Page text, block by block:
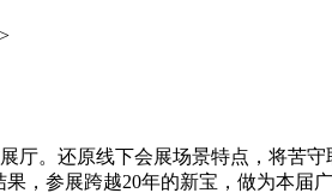
>
。还原线下会展场景特点，将苦守
，参展跨越20年的新宝，做为本